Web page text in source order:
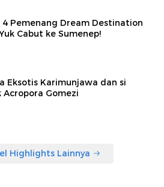
4 Pemenang Dream Destination
Cabut ke Sumenep!
Eksotis Karimunjawa dan si
Acropora Gomezi
Highlights Lainnya